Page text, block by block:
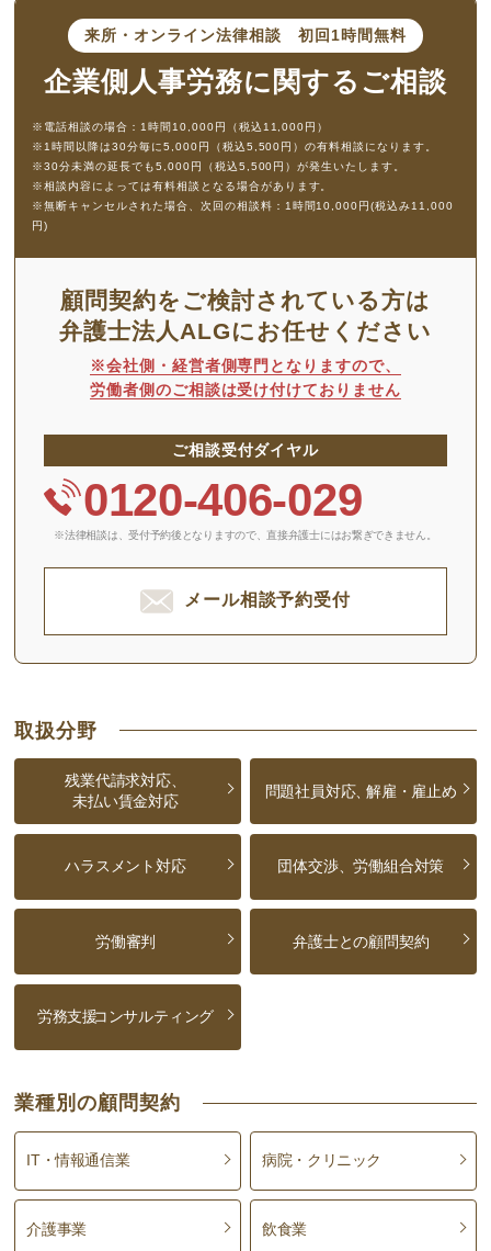
来所・オンライン法律相談 初回1時間無料
企業側人事労務に 関するご相談
※電話相談の場合：1時間10,000円（税込11,000円）
※1時間以降は30分毎に5,000円（税込5,500円）の有料相談になります。
※30分未満の延長でも5,000円（税込5,500円）が発生いたします。
※相談内容によっては有料相談となる場合があります。
※無断キャンセルされた場合、次回の相談料：1時間10,000円(税込み11,000
円)
顧問契約をご検討されている方は
弁護士法人ALGにお任せください
※会社側・経営者側専門となりますので、
労働者側のご相談は受け付けておりません
ご相談受付ダイヤル
0120-406-029
※法律相談は、受付予約後となりますので、 直接弁護士にはお繋ぎできません。
メール相談予約受付
取扱分野
残業代請求対応、
未払い賃金対応
問題社員対応、解雇・雇止め
ハラスメント対応 団体交渉、労働組合対策
労働審判 弁護士との顧問契約
労務支援コンサルティング
業種別の顧問契約
IT・情報通信業 病院・クリニック
介護事業 飲食業